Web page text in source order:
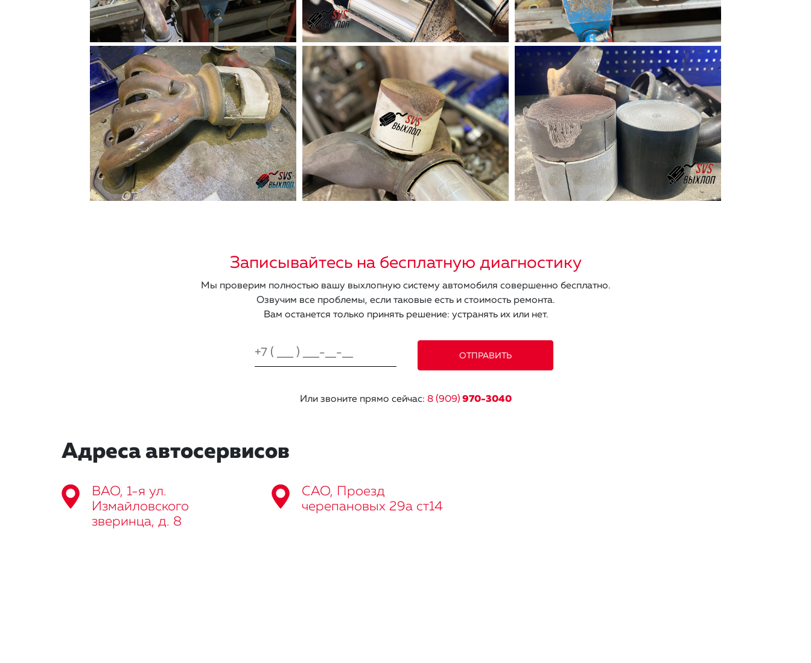
Записывайтесь на бесплатную диагностику
Мы проверим полностью вашу выхлопную систему автомобиля совершенно бесплатно.
Озвучим все проблемы, если таковые есть и стоимость ремонта.
Вам останется только принять решение: устранять их или нет.
Или звоните прямо сейчас: 8 (909) 970-3040
Адреса автосервисов
ВАО, 1-я ул.
Измайловского
зверинца, д. 8
САО, Проезд
черепановых 29а ст14